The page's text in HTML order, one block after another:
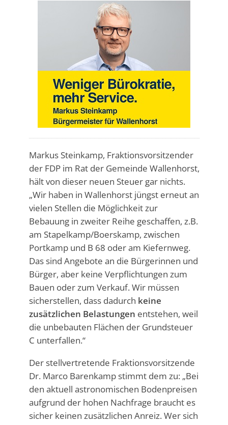
Markus Steinkamp, Fraktionsvorsitzender
der FDP im Rat der Gemeinde Wallenhorst,
hält von dieser neuen Steuer gar nichts.
„Wir haben in Wallenhorst jüngst erneut an
vielen Stellen die Möglichkeit zur
Bebauung in zweiter Reihe geschaffen, z.B.
am Stapelkamp/Boerskamp, zwischen
Portkamp und B 68 oder am Kiefernweg.
Das sind Angebote an die Bürgerinnen und
Bürger, aber keine Verpflichtungen zum
Bauen oder zum Verkauf. Wir müssen
sicherstellen, dass dadurch keine
zusätzlichen Belastungen entstehen, weil
die unbebauten Flächen der Grundsteuer
C unterfallen.“
Der stellvertretende Fraktionsvorsitzende
Dr. Marco Barenkamp stimmt dem zu: „Bei
den aktuell astronomischen Bodenpreisen
aufgrund der hohen Nachfrage braucht es
sicher keinen zusätzlichen Anreiz. Wer sich